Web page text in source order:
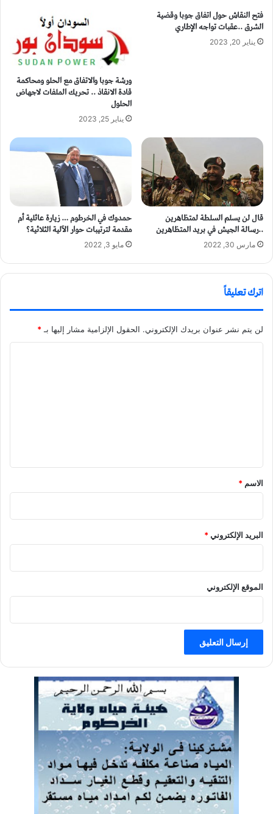
فتح النقاش حول اتفاق جوبا وقضية
الشرق ..عقبات تواجه الإطاري
يناير 20, 2023
ورشة جوبا والاتفاق مع الحلو ومحاكمة
قادة الانقاذ .. تحريك الملفات لاجهاض
الحلول
يناير 25, 2023
قال لن يسلم السلطة لمتظاهرين
..رسالة الجيش في بريد المتظاهرين
مارس 30, 2022
حمدوك في الخرطوم … زيارة عائلية أم
مقدمة لترتيبات حوار الآلية الثلاثية؟
مايو 3, 2022
اترك تعليقاً
لن يتم نشر عنوان بريدك الإلكتروني. الحقول الإلزامية مشار إليها بـ *
الاسم *
البريد الإلكتروني*
الموقع الإلكتروني